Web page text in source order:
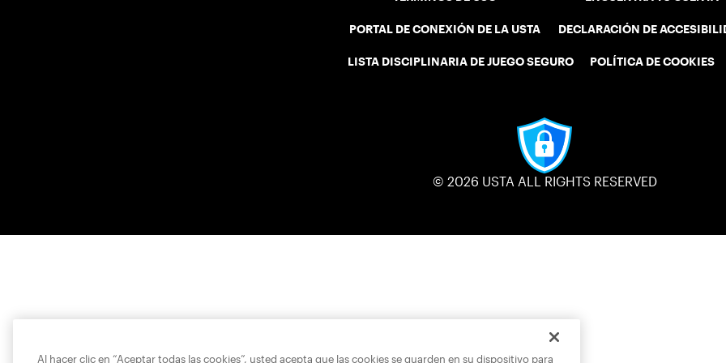
PORTAL DE CONEXIÓN DE LA USTA
LISTA DISCIPLINARIA DE JUEGO SEGURO
DECLARACIÓN DE
POLÍTICA DE COOKIES
© 2026 USTA ALL RIGHTS RESERVED
Al hacer clic en “Aceptar todas las cookies”, usted acepta que las cookies se guarden en su dispositivo para